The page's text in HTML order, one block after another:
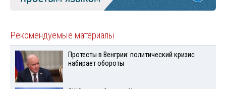
Рекомендуемые материалы
Протесты в Венгрии: политический кризис
набирает обороты